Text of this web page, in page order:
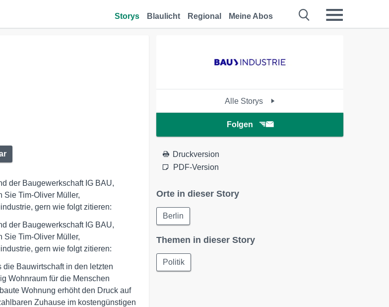
Storys Blaulicht Regional Meine Abos
der Baugewerkschaft IG BAU,
Sie Tim-Oliver Müller,
gern wie folgt zitieren:
der Baugewerkschaft IG BAU,
Sie Tim-Oliver Müller,
gern wie folgt zitieren:
Bauwirtschaft in den letzten
Wohnraum für die Menschen
Wohnung erhöht den Druck auf
Zuhause im kostengünstigen
Alle Storys
Folgen
Druckversion
PDF-Version
Orte in dieser Story
Berlin
Themen in dieser Story
Politik